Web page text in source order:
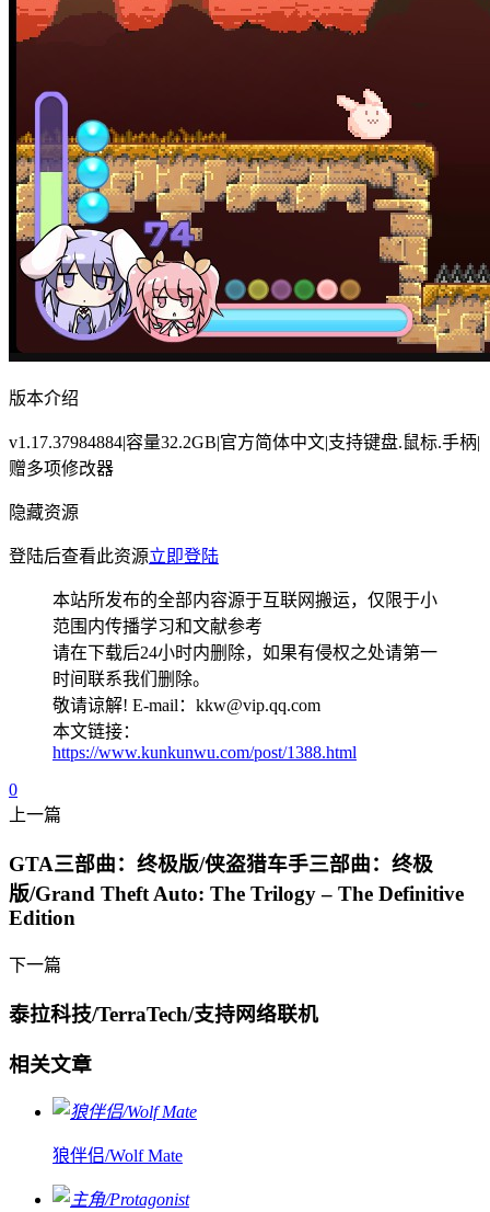
版本介绍
v1.17.37984884|容量32.2GB|官方简体中文|支持键盘.鼠标.手柄|
赠多项修改器
隐藏资源
登陆后查看此资源立即登陆
本站所发布的全部内容源于互联网搬运，仅限于小
范围内传播学习和文献参考
请在下载后24小时内删除，如果有侵权之处请第一
时间联系我们删除。
敬请谅解! E-mail：kkw@vip.qq.com
本文链接：
https://www.kunkunwu.com/post/1388.html
0
上一篇
GTA三部曲：终极版/侠盗猎车手三部曲：终极
版/Grand Theft Auto: The Trilogy – The Definitive
Edition
下一篇
泰拉科技/TerraTech/支持网络联机
相关文章
狼伴侣/Wolf Mate